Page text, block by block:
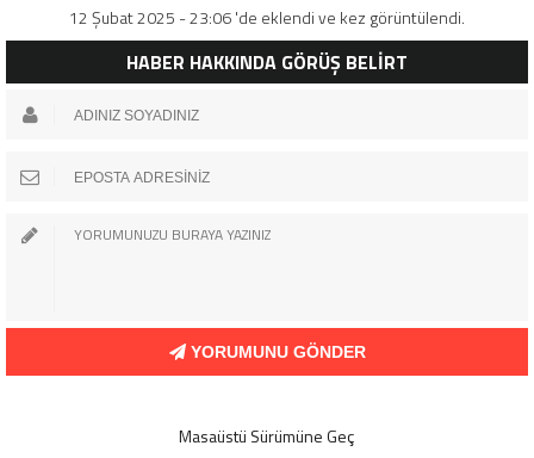
12 Şubat 2025 - 23:06 'de eklendi ve kez görüntülendi.
HABER HAKKINDA GÖRÜŞ BELİRT
YORUMUNU GÖNDER
Masaüstü Sürümüne Geç